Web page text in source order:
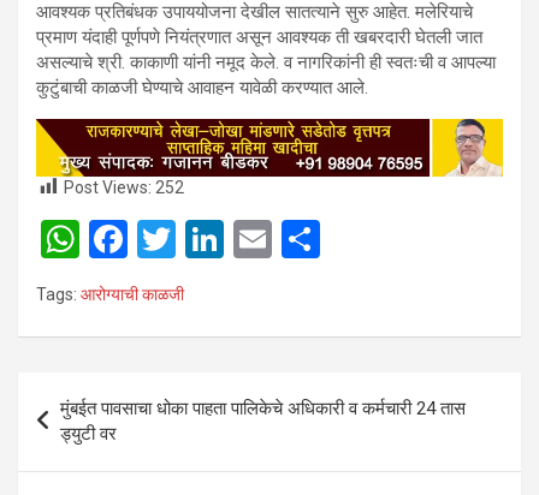
आवश्‍यक प्रतिबंधक उपाययोजना देखील सातत्‍याने सुरु आहेत. मलेरियाचे
प्रमाण यंदाही पूर्णपणे नियंत्रणात असून आवश्‍यक ती खबरदारी घेतली जात
असल्‍याचे श्री. काकाणी यांनी नमूद केले. व नागरिकांनी ही स्वतःची व आपल्या
कुटुंबाची काळजी घेण्याचे आवाहन यावेळी करण्यात आले.
Post Views: 252
W
h
A
p
p
F
a
o
k
T
wi
Li
n
E
Tags: आरोग्याची काळजी
Post
navigation
मुंबईत पावसाचा धोका पाहता पालिकेचे अधिकारी व कर्मचारी 24 तास
ड्युटी वर